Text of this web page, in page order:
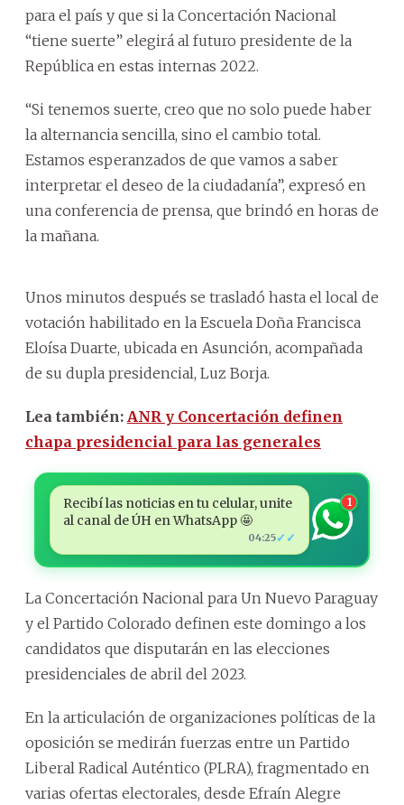
para el país y que si la Concertación Nacional
“tiene suerte” elegirá al futuro presidente de la
República en estas internas 2022.
“Si tenemos suerte, creo que no solo puede haber
la alternancia sencilla, sino el cambio total.
Estamos esperanzados de que vamos a saber
interpretar el deseo de la ciudadanía”, expresó en
una conferencia de prensa, que brindó en horas de
la mañana.
Unos minutos después se trasladó hasta el local de
votación habilitado en la Escuela Doña Francisca
Eloísa Duarte, ubicada en Asunción, acompañada
de su dupla presidencial, Luz Borja.
Lea también: ANR y Concertación definen
chapa presidencial para las generales
Recibí las noticias en tu celular, unite
al canal de ÚH en WhatsApp 🤩
04:25✓✓
1
La Concertación Nacional para Un Nuevo Paraguay
y el Partido Colorado definen este domingo a los
candidatos que disputarán en las elecciones
presidenciales de abril del 2023.
En la articulación de organizaciones políticas de la
oposición se medirán fuerzas entre un Partido
Liberal Radical Auténtico (PLRA), fragmentado en
varias ofertas electorales, desde Efraín Alegre